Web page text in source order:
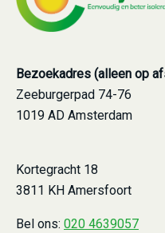
Bezoekadres (alleen op
Zeeburgerpad 74-76
1019 AD Amsterdam
Kortegracht 18
3811 KH Amersfoort
Bel ons: 020 4639057